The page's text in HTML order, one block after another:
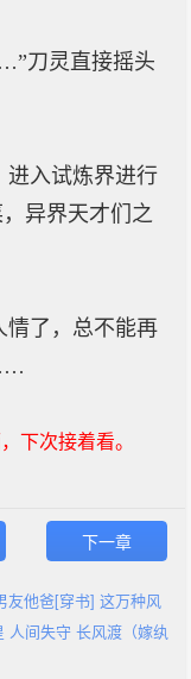
刀灵直接摇头
入试炼界进行
异界天才们之
了，总不能再
下次接着看。
下一章
友他爸[穿书] 这万种风
人间失守 长风渡（嫁纨